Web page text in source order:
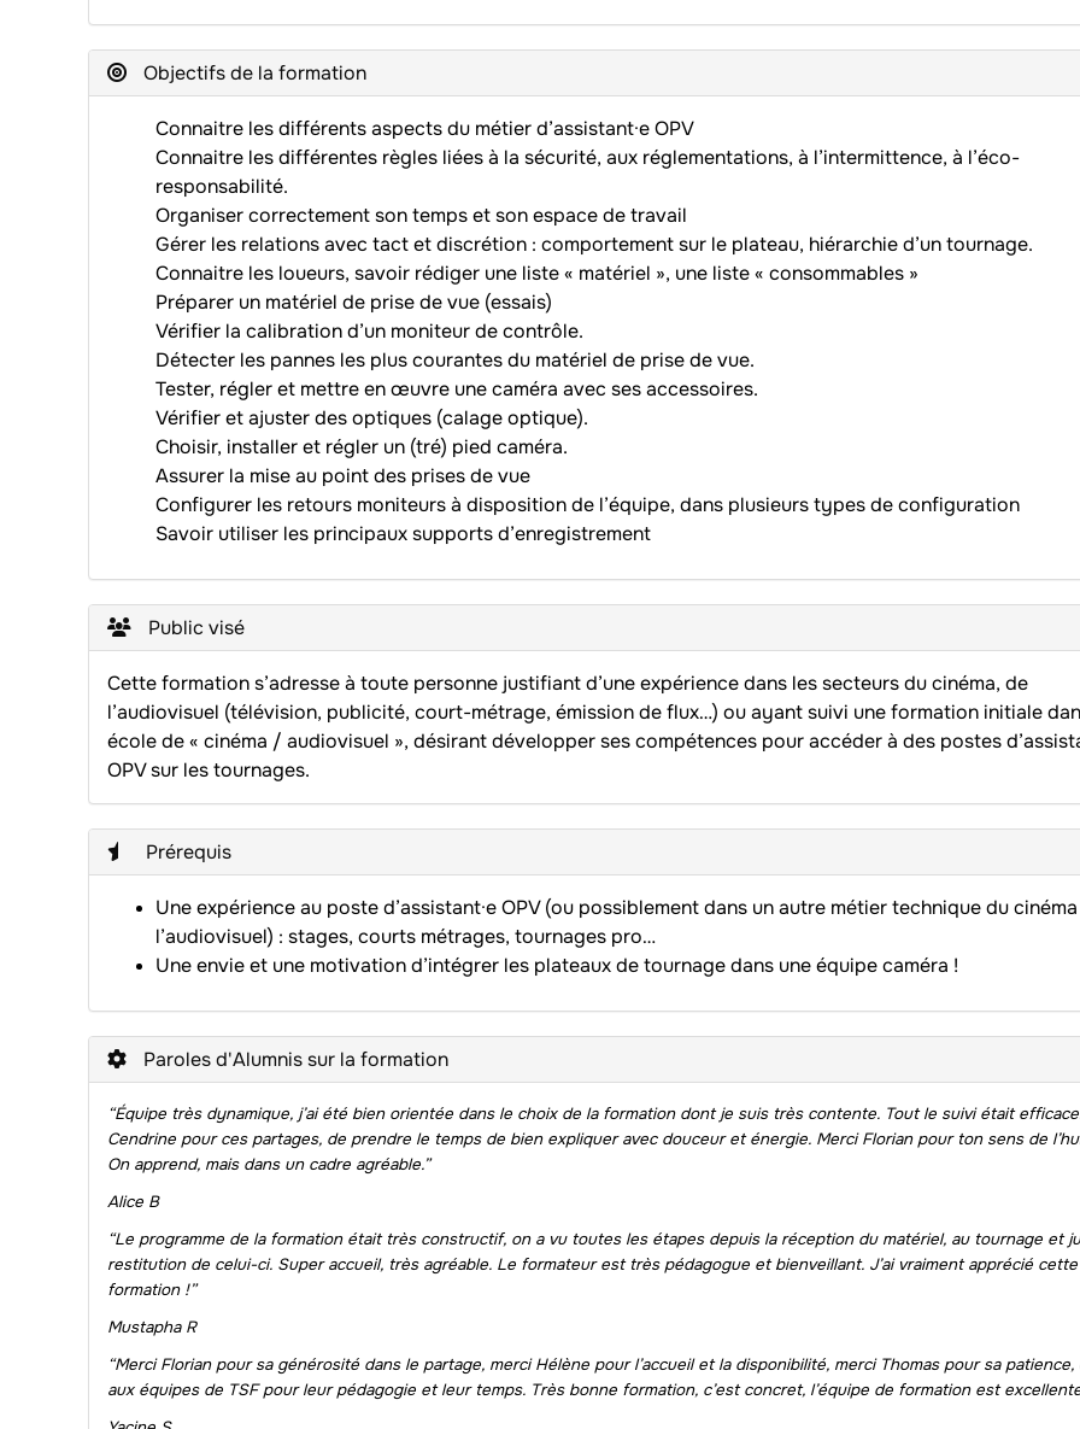
Objectifs de la formation
Connaitre les différents aspects du métier d’assistant·e OPV
Connaitre les différentes règles liées à la sécurité, aux réglementations, à l’intermittence, à l’éco-
responsabilité.
Organiser correctement son temps et son espace de travail
Gérer les relations avec tact et discrétion : comportement sur le plateau, hiérarchie d’un tournage.
Connaitre les loueurs, savoir rédiger une liste « matériel », une liste « consommables »
Préparer un matériel de prise de vue (essais)
Vérifier la calibration d’un moniteur de contrôle.
Détecter les pannes les plus courantes du matériel de prise de vue.
Tester, régler et mettre en œuvre une caméra avec ses accessoires.
Vérifier et ajuster des optiques (calage optique).
Choisir, installer et régler un (tré) pied caméra.
Assurer la mise au point des prises de vue
Configurer les retours moniteurs à disposition de l’équipe, dans plusieurs types de configuration
Savoir utiliser les principaux supports d’enregistrement
Public visé
Cette formation s’adresse à toute personne justifiant d’une expérience dans les secteurs du cinéma, de
l’audiovisuel (télévision, publicité, court-métrage, émission de flux…) ou ayant suivi une formation initiale
école de « cinéma / audiovisuel », désirant développer ses compétences pour accéder à des postes
OPV sur les tournages.
Prérequis
Une expérience au poste d’assistant·e OPV (ou possiblement dans un autre métier technique du
l’audiovisuel) : stages, courts métrages, tournages pro…
Une envie et une motivation d’intégrer les plateaux de tournage dans une équipe caméra !
Paroles d'Alumnis sur la formation
“Équipe très dynamique, j’ai été bien orientée dans le choix de la formation dont je suis très contente. Tout le suivi était
Cendrine pour ces partages, de prendre le temps de bien expliquer avec douceur et énergie. Merci Florian pour ton sens de
On apprend, mais dans un cadre agréable.”
Alice B
“Le programme de la formation était très constructif, on a vu toutes les étapes depuis la réception du matériel, au tournage et
restitution de celui-ci. Super accueil, très agréable. Le formateur est très pédagogue et bienveillant. J’ai vraiment apprécié cette
formation !”
Mustapha R
“Merci Florian pour sa générosité dans le partage, merci Hélène pour l’accueil et la disponibilité, merci Thomas pour sa
aux équipes de TSF pour leur pédagogie et leur temps. Très bonne formation, c’est concret, l’équipe de formation est